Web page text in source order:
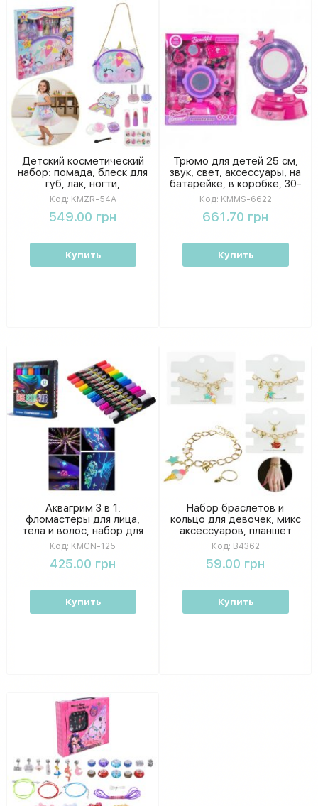
Детский косметический
набор: помада, блеск для
губ, лак, ногти,
косметичка
Код: KMZR-54A
549.00 грн
Купить
Трюмо для детей 25 см,
звук, свет, аксессуары, на
батарейке, в коробке, 30-
38-9 см KMMS-6622
Код: KMMS-6622
661.70 грн
Купить
Аквагрим 3 в 1:
фломастеры для лица,
тела и волос, набор для
грима в коробке
Код: KMCN-125
425.00 грн
Купить
Набор браслетов и
кольцо для девочек, микс
аксессуаров, планшет
10×9 см, большой пакет
25×8×2 см.
Код: B4362
59.00 грн
Купить